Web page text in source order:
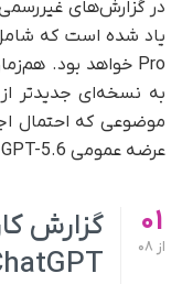
در گزارش‌های
موضوعی که احتمال
عرضه عمومی GPT-5.6 را تقویت کرده است.
01
از
گزارش